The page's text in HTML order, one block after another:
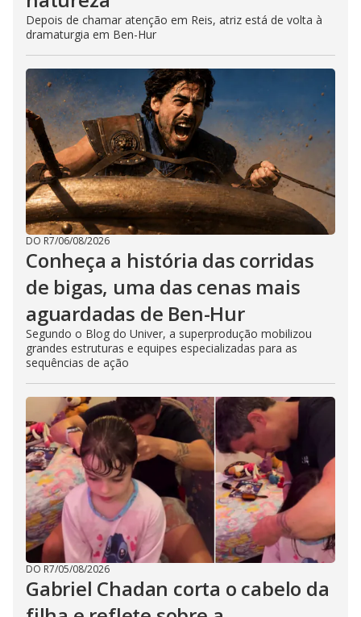
Depois de chamar atenção em Reis, atriz está de volta à
dramaturgia em Ben-Hur
DO R7/06/08/2026
Conheça a história das corridas
de bigas, uma das cenas mais
aguardadas de Ben-Hur
Segundo o Blog do Univer, a superprodução mobilizou
grandes estruturas e equipes especializadas para as
sequências de ação
DO R7/05/08/2026
Gabriel Chadan corta o cabelo da